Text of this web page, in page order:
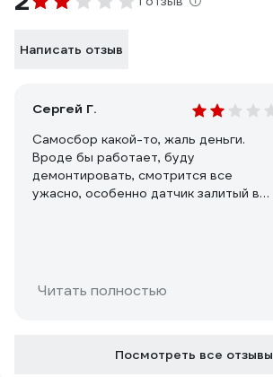
Написать отзыв
Сергей Г.
Самосбор какой-то, жаль деньги.
Вроде бы работает, буду
демонтировать, смотрится все
ужасно, особенно датчик залитый в
Читать полностью
Посмотреть все отзывы